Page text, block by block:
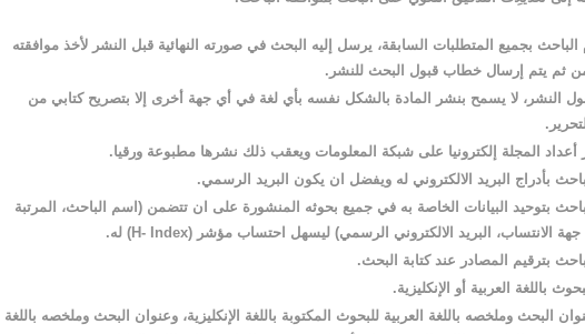
الباحث بجميع المتطلبات السابقة، يرسل إليه البحث في صورته النهائية قبل النشر لأخذ موافقته
ثم يتم إرسال خطاب قبول البحث للنشر.
النشر، لا يسمح بنشر المادة بالشكل نفسه بأي لغة في أي جهة أخرى إلا بتصريح كتابي من
أعداد المجلة إلكترونيا على شبكة المعلومات ويعقب ذلك نشرها مطبوعة ورقيا.
بأدراج البريد الالكتروني له ويفضل ان يكون البريد الرسمي.
بتوحيد البيانات الخاصة به في جميع بحوثه المنشورة على ان تتضمن (اسم الباحث، المرتبة
جهة الانتساب، البريد الالكتروني الرسمي) ليسهل احتساب مؤشر (H- Index) له.
بترقيم المصادر عند كتابة البحث.
باللغة العربية أو الإنكليزية.
البحث وملخصه باللغة العربية للبحوث المكتوبة باللغة الإنكليزية، وعنوان البحث وملخصه باللغة